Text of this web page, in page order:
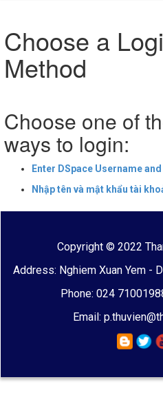
Choose a
Method
Choose one of
ways to login:
Enter DSpace Username
Nhập tên và mật khẩu tài
Copyright © 2022
Address: Nghiem Xuan Yem -
Phone: 024
Email: